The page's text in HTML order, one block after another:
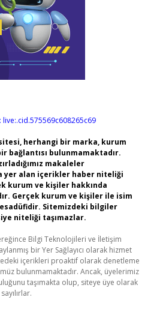
live:.cid.575569c608265c69
herhangi bir marka, kurum
bağlantısı bulunmamaktadır.
makaleler
yer alan içerikler haber niteliği
kurum ve kişiler hakkında
Gerçek kurum ve kişiler ile isim
Sitemizdeki bilgiler
niteliği taşımazlar.
Bilgi Teknolojileri ve İletişim
bir Yer Sağlayıcı olarak hizmet
içerikleri proaktif olarak denetleme
bulunmamaktadır. Ancak, üyelerimiz
taşımakta olup, siteye üye olarak